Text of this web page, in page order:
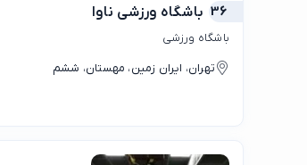
36 باشگاه ورزشی ناوا
باشگاه ورزشی
تهران، ایران زمین، مهستان، ششم